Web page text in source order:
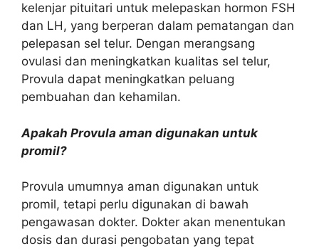
kelenjar pituitari untuk melepaskan hormon FSH
dan LH, yang berperan dalam pematangan dan
pelepasan sel telur. Dengan merangsang
ovulasi dan meningkatkan kualitas sel telur,
Provula dapat meningkatkan peluang
pembuahan dan kehamilan.
Apakah Provula aman digunakan untuk
promil?
Provula umumnya aman digunakan untuk
promil, tetapi perlu digunakan di bawah
pengawasan dokter. Dokter akan menentukan
dosis dan durasi pengobatan yang tepat